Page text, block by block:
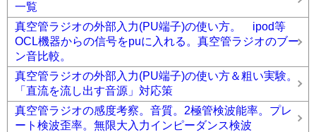
一覧
真空管ラジオの外部入力(PU端子)の使い方。 ipod等
OCL機器からの信号をpuに入れる。真空管ラジオのブー
ン音比較。
真空管ラジオの外部入力(PU端子)の使い方＆粗い実験。
「直流を流し出す音源」対応策
真空管ラジオの感度考察。音質。2極管検波能率。プレ
ート検波歪率。無限大入力インピーダンス検波